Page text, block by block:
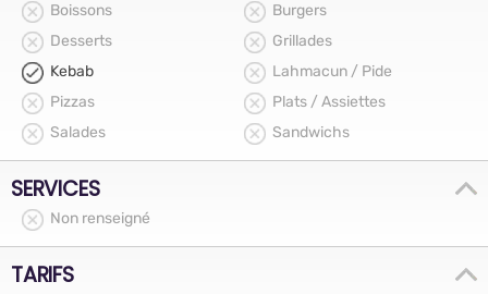
Boissons
Burgers
Desserts
Grillades
Kebab
Lahmacun / Pide
Pizzas
Plats / Assiettes
Salades
Sandwichs
SERVICES
Non renseigné
TARIFS